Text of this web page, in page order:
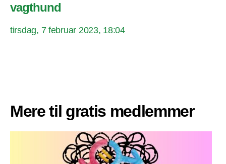
vagthund
tirsdag, 7 februar 2023, 18:04
Mere til gratis medlemmer